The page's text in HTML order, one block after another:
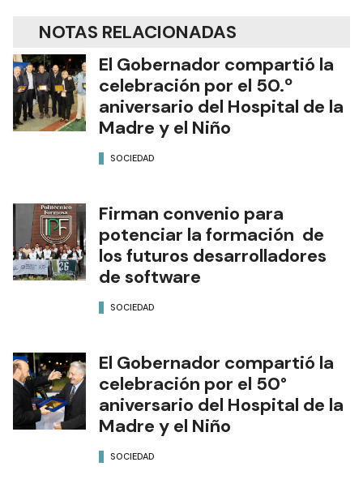
NOTAS RELACIONADAS
El Gobernador compartió la
celebración por el 50.º
aniversario del Hospital de la
Madre y el Niño
SOCIEDAD
Firman convenio para
potenciar la formación de
los futuros desarrolladores
de software
SOCIEDAD
El Gobernador compartió la
celebración por el 50°
aniversario del Hospital de la
Madre y el Niño
SOCIEDAD